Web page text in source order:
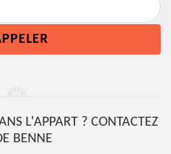
L'APPART ? CONTACTEZ
BENNE